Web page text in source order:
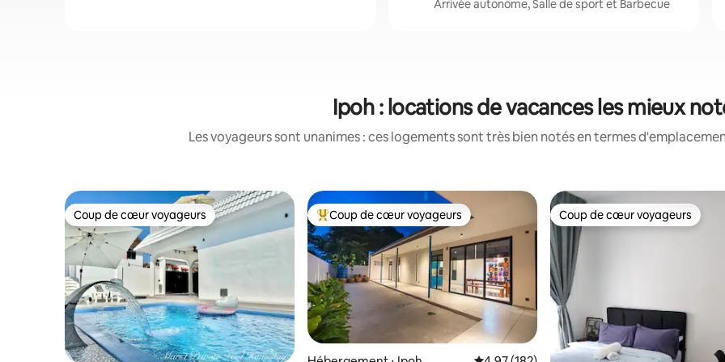
Arrivée autonome, Salle de sport et Barbecue
Ipoh : locations de vacances les mieux
Les voyageurs sont unanimes : ces logements sont très bien notés en termes
Coup de cœur voyageurs
Coup de cœur voyageurs Coups de cœur voyageurs les plus appréciés
Coup de cœur voyageurs Coup de cœur voyageurs
Coup de cœur voyageurs